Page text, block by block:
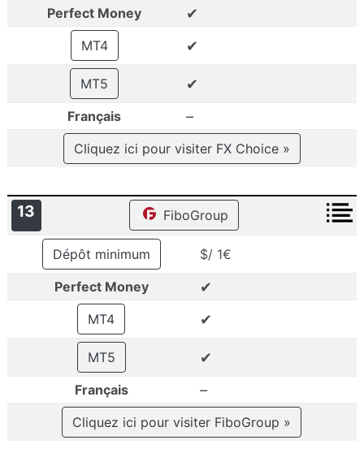
Perfect Money
✔
MT4 ✔
MT5 ✔
Français –
Cliquez ici pour visiter FX Choice »
13 FiboGroup
Dépôt minimum
$/ 1€
Perfect Money
✔
MT4 ✔
MT5 ✔
Français –
Cliquez ici pour visiter FiboGroup »